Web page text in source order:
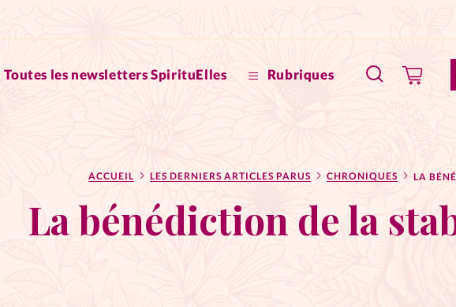
Toutes les newsletters SpirituElles Rubriques
Astuces
Bible
Faire
La
ACCUEIL LES DERNIERS ARTICLES PARUS CHRONIQUES
La bénédiction de la